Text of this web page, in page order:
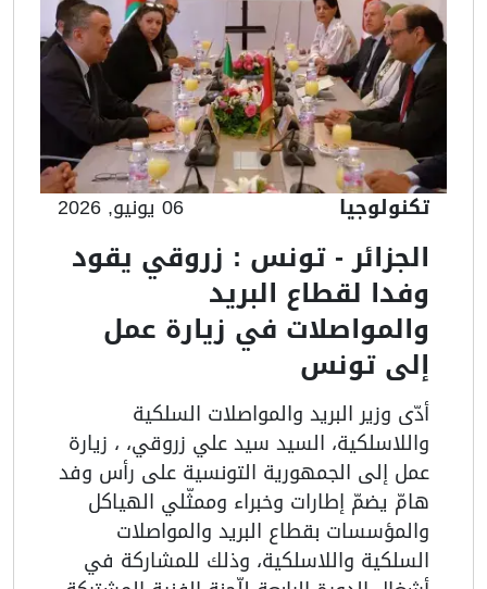
تكنولوجيا 06 يونيو, 2026
الجزائر - تونس : زروقي يقود
وفدا لقطاع البريد
والمواصلات في زيارة عمل
إلى تونس
أدّى وزير البريد والمواصلات السلكية
واللاسلكية، السيد سيد علي زروقي، ، زيارة
عمل إلى الجمهورية التونسية على رأس وفد
هامّ يضمّ إطارات وخبراء وممثّلي الهياكل
والمؤسسات بقطاع البريد والمواصلات
السلكية واللاسلكية، وذلك للمشاركة في